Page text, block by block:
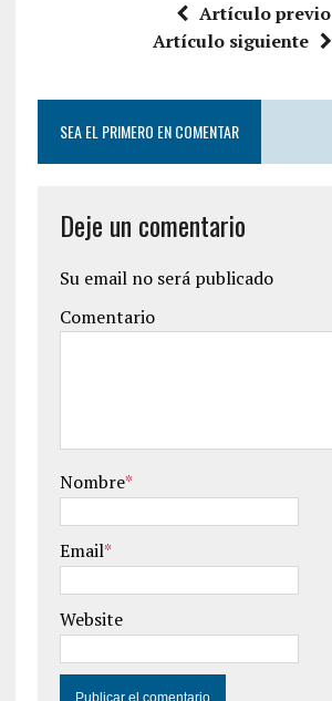
Artículo previo
Artículo siguiente
SEA EL PRIMERO EN COMENTAR
Deje un comentario
Su email no será publicado
Comentario
Nombre*
Email*
Website